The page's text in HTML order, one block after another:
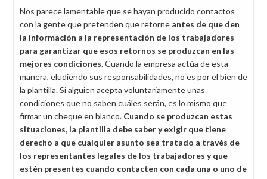
Nos parece lamentable que se hayan producido contactos
con la gente que pretenden que retorne antes de que den
la información a la representación de los trabajadores
para garantizar que esos retornos se produzcan en las
mejores condiciones. Cuando la empresa actúa de esta
manera, eludiendo sus responsabilidades, no es por el bien de
la plantilla. Si alguien acepta voluntariamente unas
condiciones que no saben cuáles serán, es lo mismo que
firmar un cheque en blanco. Cuando se produzcan estas
situaciones, la plantilla debe saber y exigir que tiene
derecho a que cualquier asunto sea tratado a través de
los representantes legales de los trabajadores y que
estén presentes cuando contacten con cada una o uno de